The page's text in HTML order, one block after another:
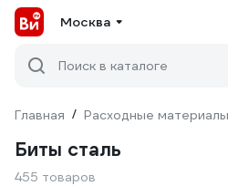
Москва
Поиск в каталоге
Главная / Расходные материалы
Биты сталь
455 товаров